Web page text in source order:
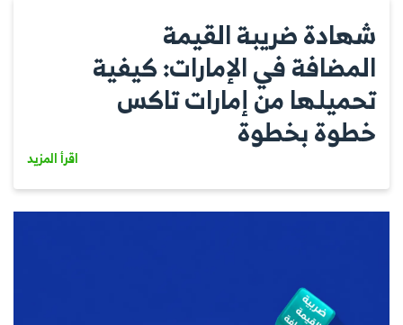
شهادة ضريبة القيمة
المضافة في الإمارات: كيفية
تحميلها من إمارات تاكس
خطوة بخطوة
اقرأ المزيد